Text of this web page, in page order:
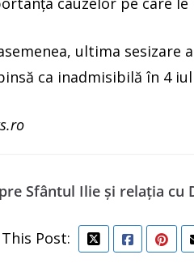
ultima sesizare
ca inadmisibilă în 4
Sfântul Ilie și relația cu
Post: